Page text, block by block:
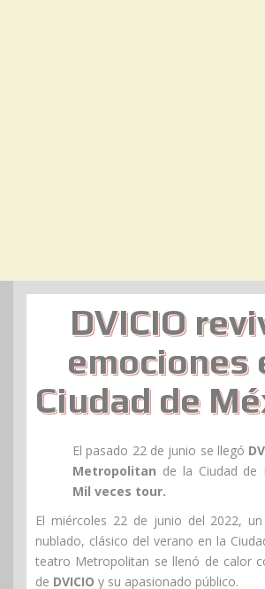
DVICIO
emociones
Ciudad de
El pasado 22 de junio se llegó
Metropolitan de la Ciudad de
Mil veces tour.
El miércoles 22 de junio del 2022,
nublado, clásico del verano en la
teatro Metropolitan se llenó de calor
de DVICIO y su apasionado público.